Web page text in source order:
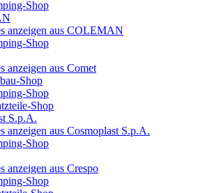
Shop
anzeigen aus COLEMAN
Shop
anzeigen aus Comet
Shop
Shop
Shop
S.p.A.
anzeigen aus Cosmoplast S.p.A.
Shop
anzeigen aus Crespo
Shop